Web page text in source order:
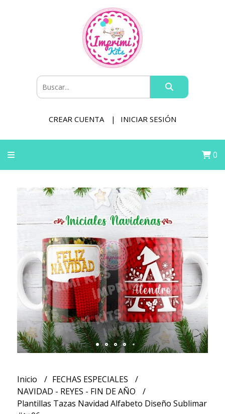
CREAR CUENTA INICIAR SESIÓN
0
Inicio
FECHAS ESPECIALES
NAVIDAD - REYES - FIN DE AÑO
Plantillas Tazas Navidad Alfabeto Diseño Sublimar